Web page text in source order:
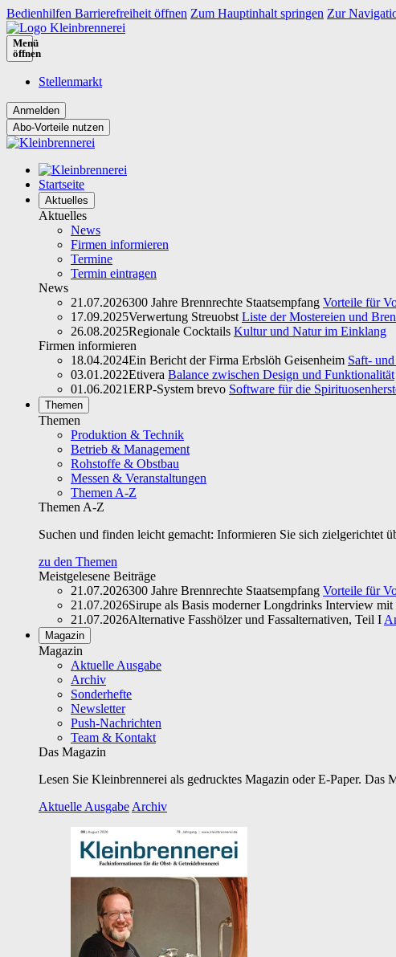
Bedienhilfen Barrierefreiheit öffnen Zum Hauptinhalt springen Zur
Menü
öffnen
Stellenmarkt
Abo-Vorteile nutzen
Startseite
Aktuelles
Aktuelles
News
Firmen informieren
Termine
Termin eintragen
News
21.07.2026300 Jahre Brennrechte Staatsempfang Vorteile für
17.09.2025Verwertung Streuobst Liste der Mostereien und
26.08.2025Regionale Cocktails Kultur und Natur im Einklang
Firmen informieren
18.04.2024Ein Bericht der Firma Erbslöh Geisenheim Saft-
03.01.2022Etivera Balance zwischen Design und Funktionalität
01.06.2021ERP-System brevo Software für die
Themen
Themen
Produktion & Technik
Betrieb & Management
Rohstoffe & Obstbau
Messen & Veranstaltungen
Themen A-Z
Themen A-Z
Suchen und finden leicht gemacht: Informieren Sie sich zielgerichtet
zu den Themen
Meistgelesene Beiträge
21.07.2026300 Jahre Brennrechte Staatsempfang Vorteile für
21.07.2026Sirupe als Basis moderner Longdrinks Interview
21.07.2026Alternative Fasshölzer und Fassalternativen, Teil I
Magazin
Magazin
Aktuelle Ausgabe
Archiv
Sonderhefte
Newsletter
Push-Nachrichten
Team & Kontakt
Das Magazin
Lesen Sie Kleinbrennerei als gedrucktes Magazin oder E-Paper.
Aktuelle Ausgabe Archiv